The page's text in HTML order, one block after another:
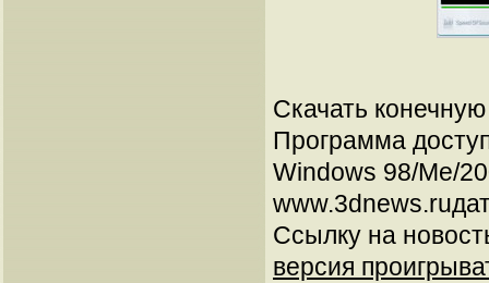
Скачать
Программа
Windows 98/Me/
Ссылку на
версия